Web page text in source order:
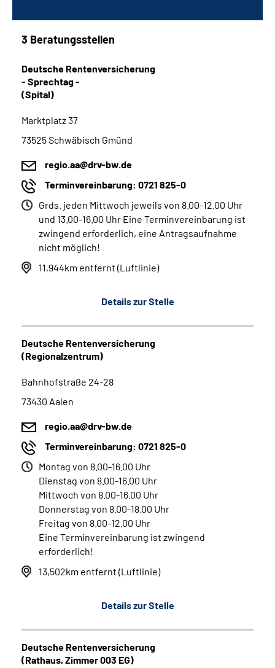
90
3 Beratungsstellen
Deutsche Rentenversicherung
- Sprechtag -
(Spital)
Marktplatz 37
73525 Schwäbisch Gmünd
regio.aa@drv-bw.de
Terminvereinbarung: 0721 825-0
Grds. jeden Mittwoch jeweils von 8.00-12.00 Uhr
und 13.00-16.00 Uhr Eine Terminvereinbarung ist
zwingend erforderlich, eine Antragsaufnahme
nicht möglich!
11,944km entfernt (Luftlinie)
Details zur Stelle
Deutsche Rentenversicherung
(Regionalzentrum)
Bahnhofstraße 24-28
73430 Aalen
regio.aa@drv-bw.de
Terminvereinbarung: 0721 825-0
Montag von 8.00-16.00 Uhr
Dienstag von 8.00-16.00 Uhr
Mittwoch von 8.00-16.00 Uhr
Donnerstag von 8.00-18.00 Uhr
Freitag von 8.00-12.00 Uhr
Eine Terminvereinbarung ist zwingend
erforderlich!
13,502km entfernt (Luftlinie)
Details zur Stelle
Deutsche Rentenversicherung
(Rathaus, Zimmer 003 EG)